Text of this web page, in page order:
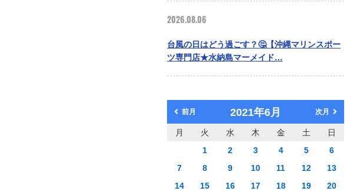
2026.08.06
台風の日はどう過ごす？🤔【沖縄マリンスポー
ツ専門店★水納島マーメイド…
前月 2021年6月 次月
月 火 水 木 金 土
日
1
2 3 4 5
6
7
8 9 10 11 12
13
14
15 16 17 18 19
20